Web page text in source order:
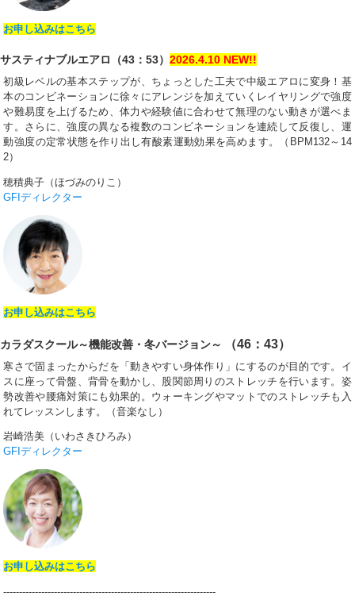
お申し込みはこちら
サスティナブルエアロ（43：53） 2026.4.10 NEW!!
初級レベルの基本ステップが、ちょっとした工夫で中級エアロに変身！基
本のコンビネーションに徐々にアレンジを加えていくレイヤリングで強度
や難易度を上げるため、体力や経験値に合わせて無理のない動きが選べま
す。さらに、強度の異なる複数のコンビネーションを連続して反復し、運
動強度の定常状態を作り出し有酸素運動効果を高めます。（BPM132～14
2）
穂積典子（ほづみのりこ）
GFIディレクター
お申し込みはこちら
カラダスクール～機能改善・冬バージョン～ （46：43）
寒さで固まったからだを「動きやすい身体作り」にするのが目的です。イ
スに座って骨盤、背骨を動かし、股関節周りのストレッチを行います。姿
勢改善や腰痛対策にも効果的。ウォーキングやマットでのストレッチも入
れてレッスンします。（音楽なし）
岩崎浩美（いわさきひろみ）
GFIディレクター
お申し込みはこちら
-------------------------------------------------------------------